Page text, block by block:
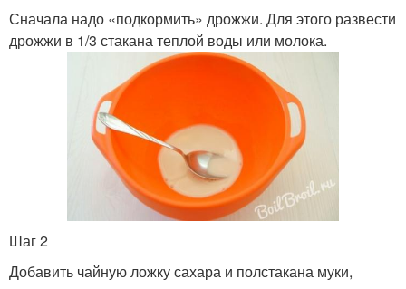
Сначала надо «подкормить» дрожжи. Для этого развести
дрожжи в 1/3 стакана теплой воды или молока.
Шаг 2
Добавить чайную ложку сахара и полстакана муки,